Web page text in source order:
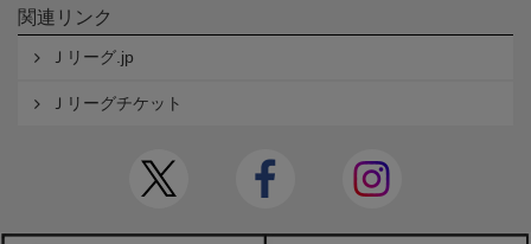
関連リンク
Ｊリーグ.jp
Ｊリーグチケット